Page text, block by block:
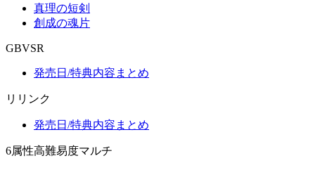
真理の短剣
創成の魂片
GBVSR
発売日/特典内容まとめ
リリンク
発売日/特典内容まとめ
6属性高難易度マルチ